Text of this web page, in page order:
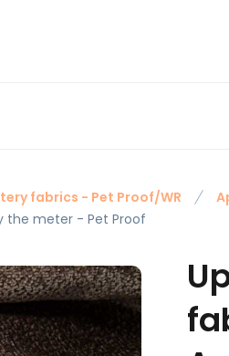
fabrics - Pet Proof/WR
the meter - Pet Proof